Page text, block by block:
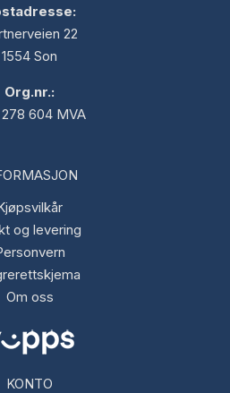
22
1554 Son
Org.nr.:
604 MVA
og levering
Om oss
KONTO